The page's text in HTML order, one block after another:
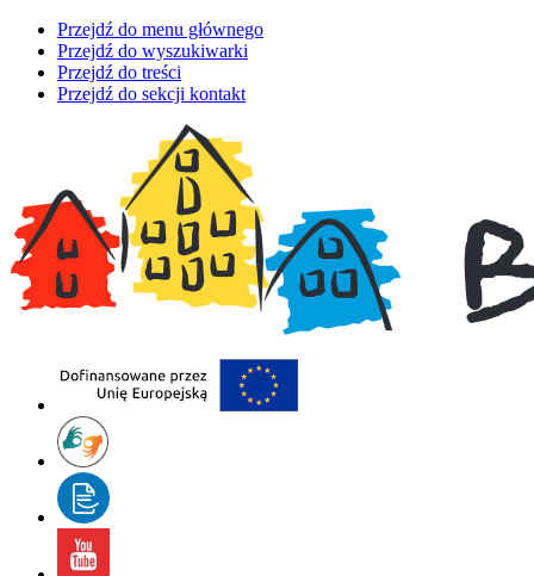
Przejdź do menu głównego
Przejdź do wyszukiwarki
Przejdź do treści
Przejdź do sekcji kontakt